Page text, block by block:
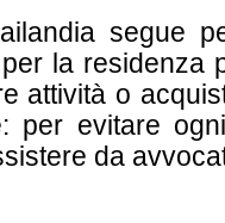
segue
la residenza
attività o
per evitare
da